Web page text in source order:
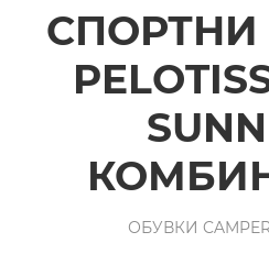
СПОРТНИ
ОБУВКИ CAMPER